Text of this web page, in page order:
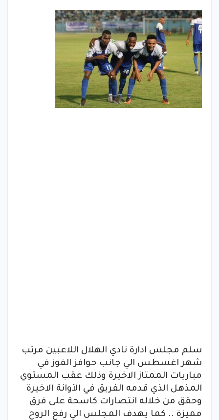
سلم مجلس ادارة نادي الهلال اللاعبين مرتب
شهر اغسطس الي جانب حوافز الفوز في
مباريات الممتاز الاخيرة وذلك عقب المستوي
المذهل الذي قدمه الفريق في الآوانة الاخيرة
وحقق من خلاله انتصارات كاسحة على فرق
مميزة .. كما يهدف المجلس الي رفع الروح